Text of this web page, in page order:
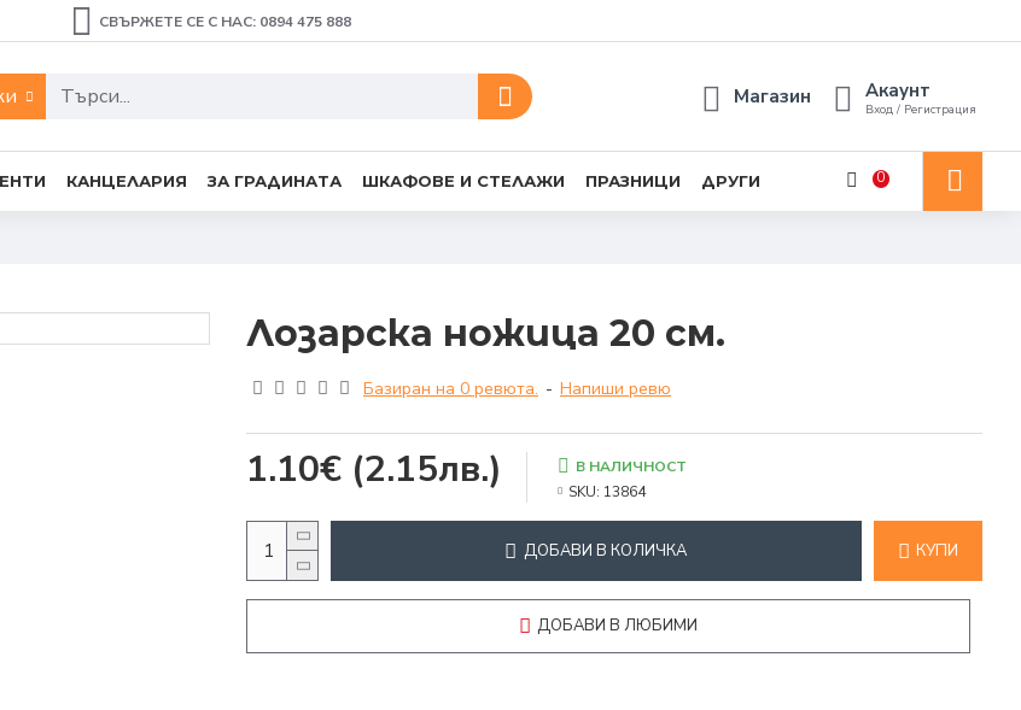
СВЪРЖЕТЕ СЕ С НАС: 0894 475 888
Магазин Акаунт
Вход / Регистрация
КАНЦЕЛАРИЯ ЗА ГРАДИНАТА ШКАФОВЕ И СТЕЛАЖИ ПРАЗНИЦИ ДРУГИ 0
Лозарска ножица 20 см.
Базиран на 0 ревюта. - Напиши ревю
1.10€ (2.15лв.)
В НАЛИЧНОСТ
SKU: 13864
ДОБАВИ В КОЛИЧКА КУПИ
ДОБАВИ В ЛЮБИМИ